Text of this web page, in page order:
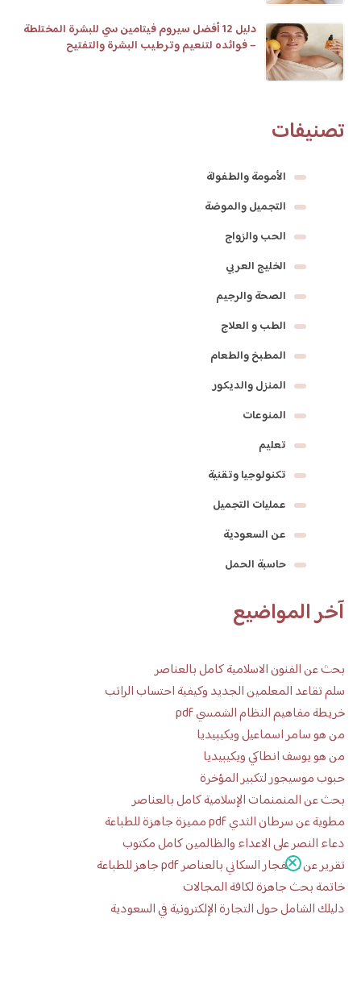
دليل 12 أفضل سيروم فيتامين سي للبشرة المختلطة
– فوائده لتنعيم وترطيب البشرة والتفتيح
تصنيفات
الأمومة والطفولة
التجميل والموضة
الحب والزواج
الخليج العربي
الصحة والرجيم
الطب و العلاج
المطبخ والطعام
المنزل والديكور
المنوعات
تعليم
تكنولوجيا وتقنية
عمليات التجميل
عن السعودية
حاسبة الحمل
آخر المواضيع
بحث عن الفنون الاسلامية كامل بالعناصر
سلم تقاعد المعلمين الجديد وكيفية احتساب الراتب
خريطة مفاهيم النظام الشمسي pdf
من هو سامر اسماعيل ويكيبيديا
من هو يوسف انطاكي ويكيبيديا
حبوب موسيجور لتكبير المؤخرة
بحث عن المنمنمات الإسلامية كامل بالعناصر
مطوية عن سرطان الثدي pdf مميزة جاهزة للطباعة
دعاء النصر على الاعداء والظالمين كامل مكتوب
تقرير عن الانفجار السكاني بالعناصر pdf جاهز للطباعة
خاتمة بحث جاهزة لكافة المجالات
دليلك الشامل حول التجارة الإلكترونية في السعودية